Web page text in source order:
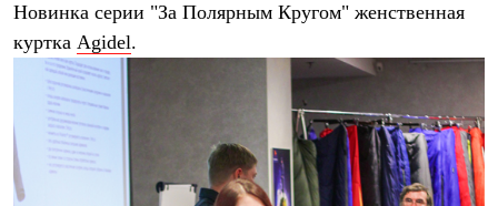
Новинка серии "За Полярным Кругом" женственная
куртка Agidel.